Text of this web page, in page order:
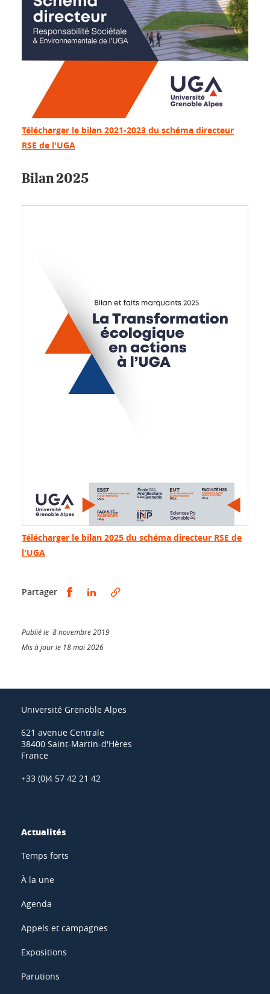
Télécharger le bilan 2021-2023 du schéma directeur
RSE de l'UGA
Bilan 2025
Télécharger le bilan 2025 du schéma directeur RSE de
l'UGA
Partager Partager sur Facebook
Partager sur LinkedIn
Publié le 8 novembre 2019
Mis à jour le 18 mai 2026
Université Grenoble Alpes
621 avenue Centrale
38400 Saint-Martin-d'Hères
France
+33 (0)4 57 42 21 42
Actualités
Temps forts
À la une
Agenda
Appels et campagnes
Expositions
Parutions